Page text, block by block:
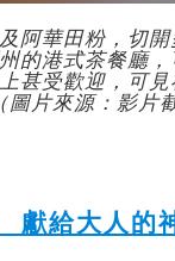
阿華田粉，切
的港式茶餐廳
甚受歡迎，可
片來源：影片
獻給大人的